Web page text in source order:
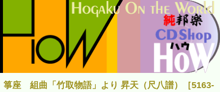
箏座 組曲「竹取物語」より 昇天（尺八譜）［5163-